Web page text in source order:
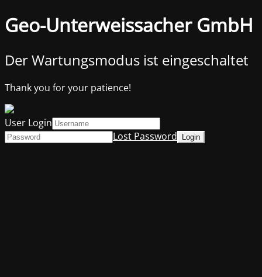
Geo-Unterweissacher GmbH
Der Wartungsmodus ist eingeschaltet
Thank you for your patience!
User Login
Lost Password